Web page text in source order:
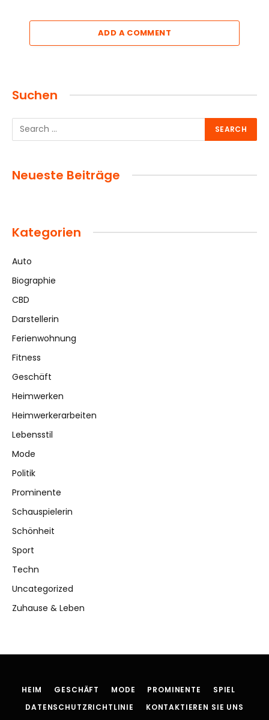
ADD A COMMENT
Suchen
Neueste Beiträge
Kategorien
Auto
Biographie
CBD
Darstellerin
Ferienwohnung
Fitness
Geschäft
Heimwerken
Heimwerkerarbeiten
Lebensstil
Mode
Politik
Prominente
Schauspielerin
Schönheit
Sport
Techn
Uncategorized
Zuhause & Leben
HEIM GESCHÄFT MODE PROMINENTE
SPIEL
DATENSCHUTZRICHTLINIE
KONTAKTIEREN SIE UNS